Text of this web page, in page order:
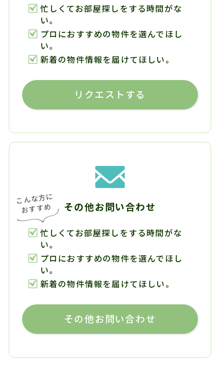
忙しくてお部屋探しをする時間がな
い。
プロにおすすめの物件を選んでほし
い。
新着の物件情報を届けてほしい。
リクエストする
その他お問い合わせ
忙しくてお部屋探しをする時間がな
い。
プロにおすすめの物件を選んでほし
い。
新着の物件情報を届けてほしい。
その他お問い合わせ